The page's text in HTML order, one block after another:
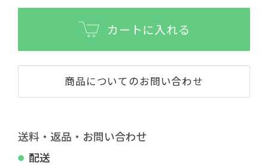
カートに入れる
商品についてのお問い合わせ
送料・返品・お問い合わせ
配送